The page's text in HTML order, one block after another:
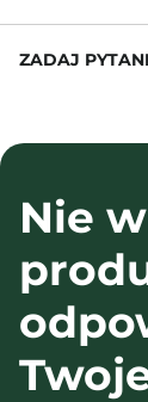
ZADAJ
Nie